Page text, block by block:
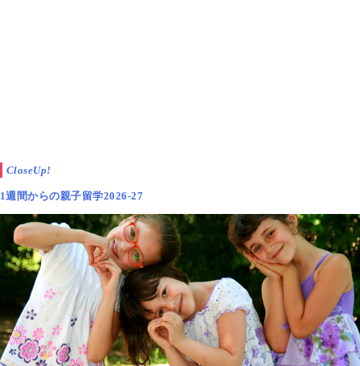
CloseUp!
1週間からの親子留学2026-27